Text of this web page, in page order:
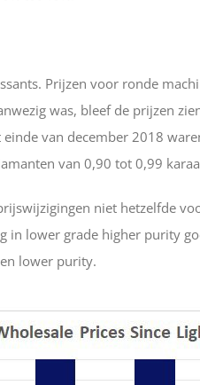
Prijzen voor ronde
was, bleef de prijzen
van december 2018
van 0,90 tot 0,99
niet hetzelfde
in lower grade higher purity
lower purity.